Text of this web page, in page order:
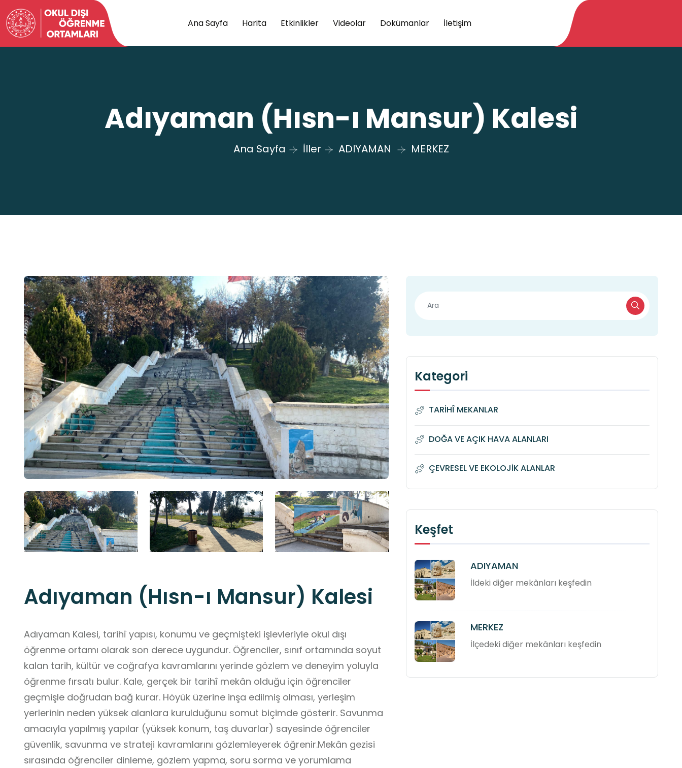
Ana Sayfa Harita Etkinlikler Videolar Dokümanlar İletişim
Adıyaman (Hısn-ı Mansur) Kalesi
Ana Sayfa İller ADIYAMAN MERKEZ
Adıyaman (Hısn-ı Mansur) Kalesi
Adıyaman Kalesi, tarihî yapısı, konumu ve geçmişteki işlevleriyle okul dışı
öğrenme ortamı olarak son derece uygundur. Öğrenciler, sınıf ortamında soyut
kalan tarih, kültür ve coğrafya kavramlarını yerinde gözlem ve deneyim yoluyla
öğrenme fırsatı bulur. Kale, gerçek bir tarihî mekân olduğu için öğrenciler
geçmişle doğrudan bağ kurar. Höyük üzerine inşa edilmiş olması, yerleşim
yerlerinin neden yüksek alanlara kurulduğunu somut biçimde gösterir. Savunma
amacıyla yapılmış yapılar (yüksek konum, taş duvarlar) sayesinde öğrenciler
güvenlik, savunma ve strateji kavramlarını gözlemleyerek öğrenir.Mekân gezisi
sırasında öğrenciler dinleme, gözlem yapma, soru sorma ve yorumlama
Kategori
TARİHÎ MEKANLAR
DOĞA VE AÇIK HAVA ALANLARI
ÇEVRESEL VE EKOLOJİK ALANLAR
Keşfet
ADIYAMAN
İldeki diğer mekânları keşfedin
MERKEZ
İlçedeki diğer mekânları keşfedin